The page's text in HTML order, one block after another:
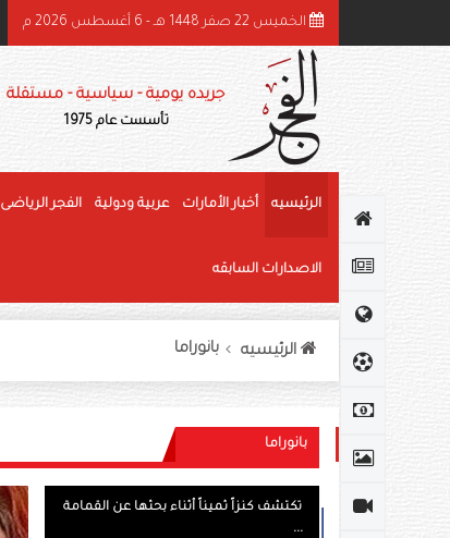
الوثبة للرطب يتوج الفائزين في «خرايف البيت» والمانجو
الخميس 22 صفر 1448 هـ - 6 أغسطس 2026 م
جريده يومية - سياسية - مستقلة
تأسست عام 1975
الرئيسيه أخبار الأمارات عربية ودولية الفجر الرياضى
الاصدارات السابقه
الرئيسيه بانوراما
بانوراما
تكتشف كنزاً ثميناً أثناء بحثها عن القمامة
...